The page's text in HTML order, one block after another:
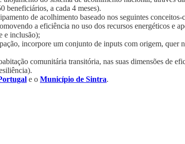
beneficiários, a cada 4 meses).
de acolhimento baseado nos seguintes conceitos-
a eficiência no uso dos recursos energéticos e
e inclusão);
incorpore um conjunto de inputs com origem, quer
comunitária transitória, nas suas dimensões de
e o Município de Sintra.